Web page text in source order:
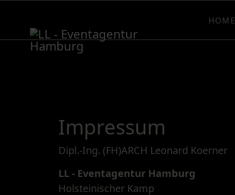
HOME
Impressum
Dipl.-Ing. (FH)ARCH Leonard Koerner
LL - Eventagentur Hamburg
Holsteinischer Kamp